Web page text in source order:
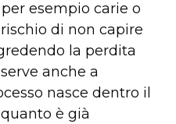
per esempio carie o
di non capire
la perdita
serve anche a
nasce dentro il
è già